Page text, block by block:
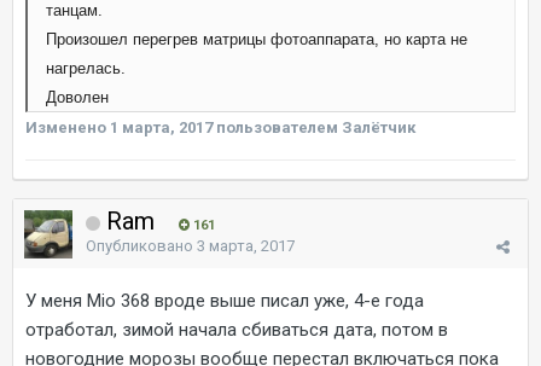
танцам.
Произошел перегрев матрицы фотоаппарата, но карта не
нагрелась.
Доволен
Изменено 1 марта, 2017пользователем Залётчик
Ram 161
Опубликовано 3 марта, 2017
У меня Mio 368 вроде выше писал уже, 4-е года
отработал, зимой начала сбиваться дата, потом в
новогодние морозы вообще перестал включаться пока